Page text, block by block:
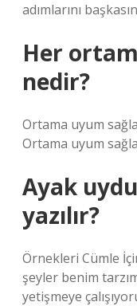
adımlarını
Her
nedir?
Ortama uyum
Ortama uyum
Ayak
yazılır?
Örnekleri Cümle
şeyler benim
yetişmeye